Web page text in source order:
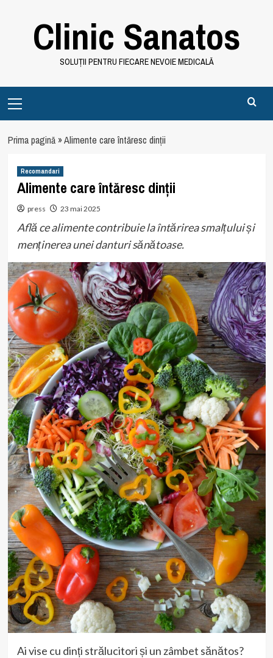
Clinic Sanatos
SOLUȚII PENTRU FIECARE NEVOIE MEDICALĂ
Menu
Prima pagină»Alimente care întăresc dinții
Recomandari
Alimente care întăresc dinții
press 23 mai 2025
Află ce alimente contribuie la întărirea smalțului și
menținerea unei danturi sănătoase.
Ai vise cu dinți strălucitori și un zâmbet sănătos?